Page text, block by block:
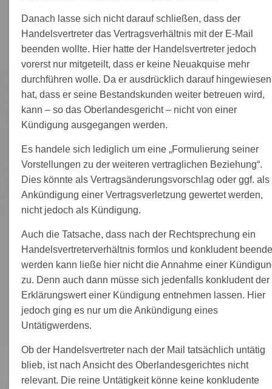
Danach lasse sich nicht darauf schließen, dass der
Handelsvertreter das Vertragsverhältnis mit der E-Mail
beenden wollte. Hier hatte der Handelsvertreter jedoch
vorerst nur mitgeteilt, dass er keine Neuakquise mehr
durchführen wolle. Da er ausdrücklich darauf hingewiesen
hat, dass er seine Bestandskunden weiter betreuen wird,
kann – so das Oberlandesgericht – nicht von einer
Kündigung ausgegangen werden.
Es handele sich lediglich um eine „Formulierung seiner
Vorstellungen zu der weiteren vertraglichen Beziehung“.
Dies könnte als Vertragsänderungsvorschlag oder ggf. als
Ankündigung einer Vertragsverletzung gewertet werden,
nicht jedoch als Kündigung.
Auch die Tatsache, dass nach der Rechtsprechung ein
Handelsvertreterverhältnis formlos und konkludent
werden kann ließe hier nicht die Annahme einer
zu. Denn auch dann müsse sich jedenfalls konkludent der
Erklärungswert einer Kündigung entnehmen lassen. Hier
jedoch ging es nur um die Ankündigung eines
Untätigwerdens.
Ob der Handelsvertreter nach der Mail tatsächlich untätig
blieb, ist nach Ansicht des Oberlandesgerichtes nicht
relevant. Die reine Untätigkeit könne keine konkludente